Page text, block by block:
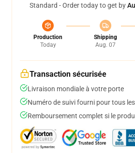
Standard - Order today to get by
Production
Today
Shipping
Aug. 07
Transaction sécurisée
Livraison mondiale à votre porte
Numéro de suivi fourni pour tous
Remboursement complet si le